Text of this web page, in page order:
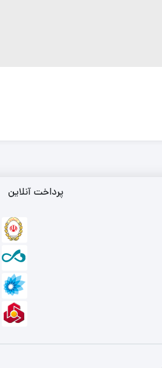
پرداخت آنلاین